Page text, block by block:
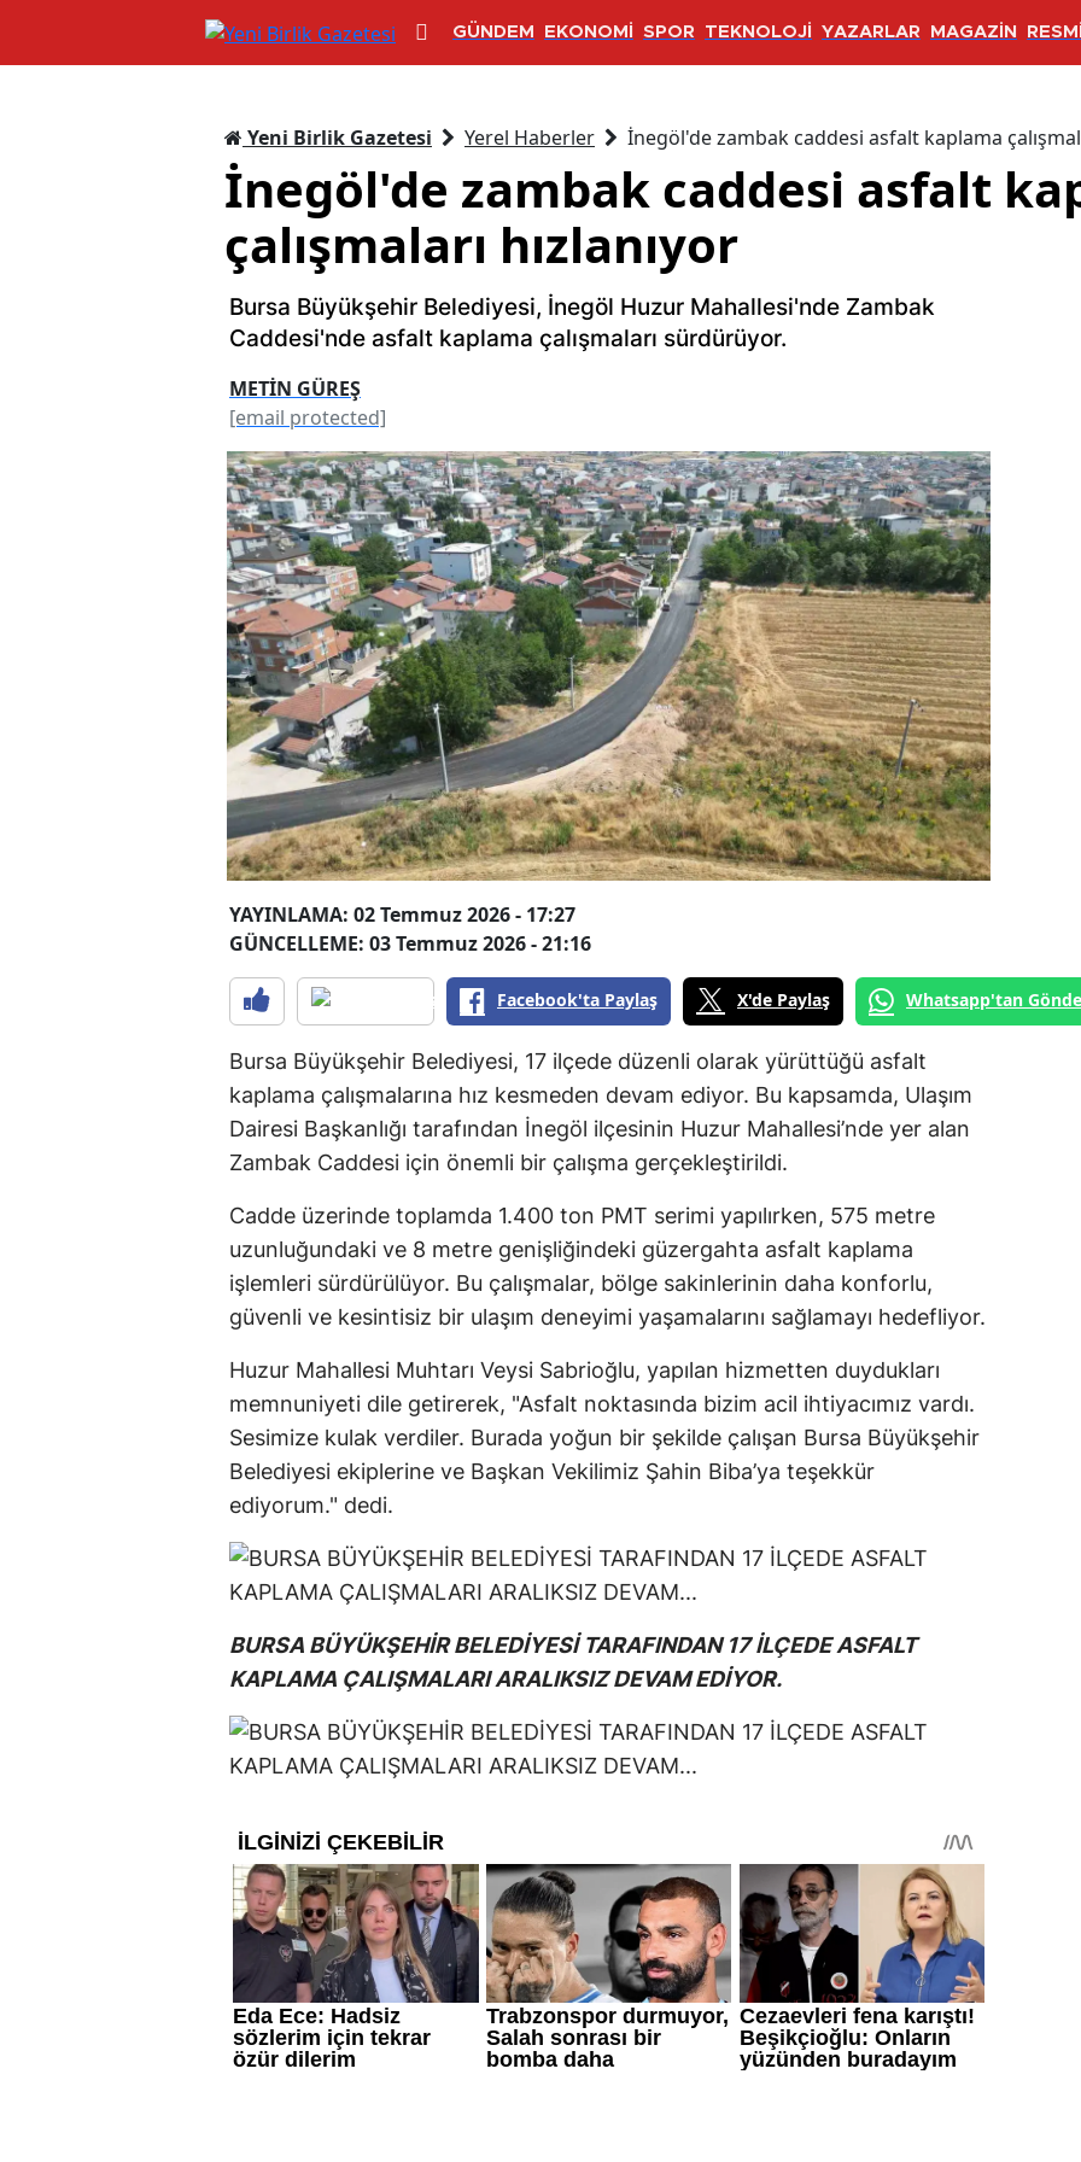
GÜNDEM EKONOMİ SPOR TEKNOLOJİ YAZARLAR MAGAZİN
Yeni Birlik Gazetesi Yerel Haberler İnegöl'de zambak caddesi asfalt kaplama
İnegöl'de zambak caddesi asfalt
çalışmaları hızlanıyor
Bursa Büyükşehir Belediyesi, İnegöl Huzur Mahallesi'nde Zambak
Caddesi'nde asfalt kaplama çalışmaları sürdürüyor.
METİN GÜREŞ
[email protected]
YAYINLAMA: 02 Temmuz 2026 - 17:27
GÜNCELLEME: 03 Temmuz 2026 - 21:16
Facebook'ta Paylaş X'de Paylaş Whatsapp'tan
Bursa Büyükşehir Belediyesi, 17 ilçede düzenli olarak yürüttüğü asfalt
kaplama çalışmalarına hız kesmeden devam ediyor. Bu kapsamda, Ulaşım
Dairesi Başkanlığı tarafından İnegöl ilçesinin Huzur Mahallesi’nde yer alan
Zambak Caddesi için önemli bir çalışma gerçekleştirildi.
Cadde üzerinde toplamda 1.400 ton PMT serimi yapılırken, 575 metre
uzunluğundaki ve 8 metre genişliğindeki güzergahta asfalt kaplama
işlemleri sürdürülüyor. Bu çalışmalar, bölge sakinlerinin daha konforlu,
güvenli ve kesintisiz bir ulaşım deneyimi yaşamalarını sağlamayı hedefliyor.
Huzur Mahallesi Muhtarı Veysi Sabrioğlu, yapılan hizmetten duydukları
memnuniyeti dile getirerek, "Asfalt noktasında bizim acil ihtiyacımız vardı.
Sesimize kulak verdiler. Burada yoğun bir şekilde çalışan Bursa Büyükşehir
Belediyesi ekiplerine ve Başkan Vekilimiz Şahin Biba’ya teşekkür
ediyorum." dedi.
BURSA BÜYÜKŞEHİR BELEDİYESİ TARAFINDAN 17 İLÇEDE ASFALT
KAPLAMA ÇALIŞMALARI ARALIKSIZ DEVAM EDİYOR.